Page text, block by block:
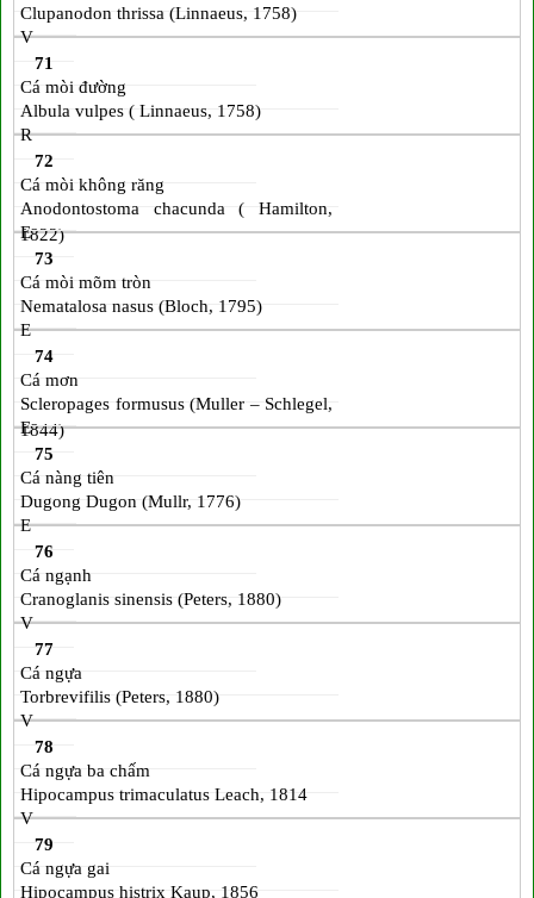
Clupanodon thrissa (Linnaeus, 1758)
V
71
Cá mòi đường
Albula vulpes ( Linnaeus, 1758)
R
72
Cá mòi không răng
Anodontostoma chacunda ( Hamilton,
1822)
E
73
Cá mòi mõm tròn
Nematalosa nasus (Bloch, 1795)
E
74
Cá mơn
Scleropages formusus (Muller – Schlegel,
1844)
E
75
Cá nàng tiên
Dugong Dugon (Mullr, 1776)
E
76
Cá ngạnh
Cranoglanis sinensis (Peters, 1880)
V
77
Cá ngựa
Torbrevifilis (Peters, 1880)
V
78
Cá ngựa ba chấm
Hipocampus trimaculatus Leach, 1814
V
79
Cá ngựa gai
Hipocampus histrix Kaup, 1856